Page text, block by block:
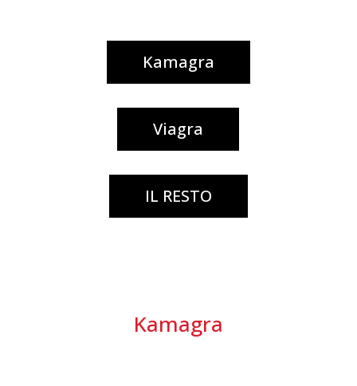
Kamagra
Viagra
IL RESTO
Kamagra